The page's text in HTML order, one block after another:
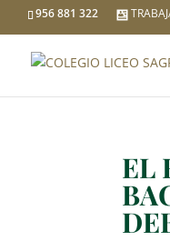
956 881 322
EL